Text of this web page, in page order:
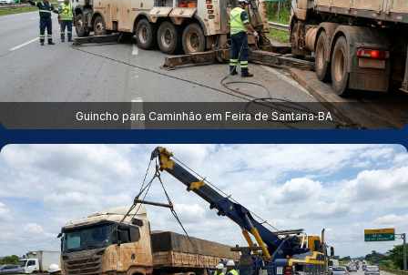
Guincho para Caminhão em Feira de Santana‑BA